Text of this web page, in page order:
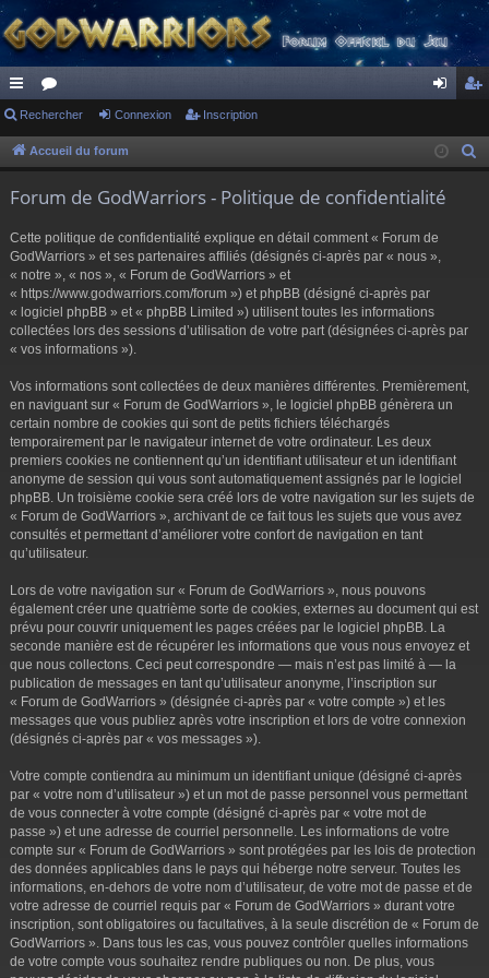
ac
co
s
or
u ne cri
Rechercher Connexion Inscription
Accueil du forum
Forum de GodWarriors - Politique de confidentialité
Cette politique de confidentialité explique en détail comment « Forum de
GodWarriors » et ses partenaires affiliés (désignés ci-après par « nous »,
« notre », « nos », « Forum de GodWarriors » et
« https://www.godwarriors.com/forum ») et phpBB (désigné ci-après par
« logiciel phpBB » et « phpBB Limited ») utilisent toutes les informations
collectées lors des sessions d’utilisation de votre part (désignées ci-après par
« vos informations »).
Vos informations sont collectées de deux manières différentes. Premièrement,
en naviguant sur « Forum de GodWarriors », le logiciel phpBB génèrera un
certain nombre de cookies qui sont de petits fichiers téléchargés
temporairement par le navigateur internet de votre ordinateur. Les deux
premiers cookies ne contiennent qu’un identifiant utilisateur et un identifiant
anonyme de session qui vous sont automatiquement assignés par le logiciel
phpBB. Un troisième cookie sera créé lors de votre navigation sur les sujets de
« Forum de GodWarriors », archivant de ce fait tous les sujets que vous avez
consultés et permettant d’améliorer votre confort de navigation en tant
qu’utilisateur.
Lors de votre navigation sur « Forum de GodWarriors », nous pouvons
également créer une quatrième sorte de cookies, externes au document qui est
prévu pour couvrir uniquement les pages créées par le logiciel phpBB. La
seconde manière est de récupérer les informations que vous nous envoyez et
que nous collectons. Ceci peut correspondre — mais n’est pas limité à — la
publication de messages en tant qu’utilisateur anonyme, l’inscription sur
« Forum de GodWarriors » (désignée ci-après par « votre compte ») et les
messages que vous publiez après votre inscription et lors de votre connexion
(désignés ci-après par « vos messages »).
Votre compte contiendra au minimum un identifiant unique (désigné ci-après
par « votre nom d’utilisateur ») et un mot de passe personnel vous permettant
de vous connecter à votre compte (désigné ci-après par « votre mot de
passe ») et une adresse de courriel personnelle. Les informations de votre
compte sur « Forum de GodWarriors » sont protégées par les lois de protection
des données applicables dans le pays qui héberge notre serveur. Toutes les
informations, en-dehors de votre nom d’utilisateur, de votre mot de passe et de
votre adresse de courriel requis par « Forum de GodWarriors » durant votre
inscription, sont obligatoires ou facultatives, à la seule discrétion de « Forum de
GodWarriors ». Dans tous les cas, vous pouvez contrôler quelles informations
de votre compte vous souhaitez rendre publiques ou non. De plus, vous